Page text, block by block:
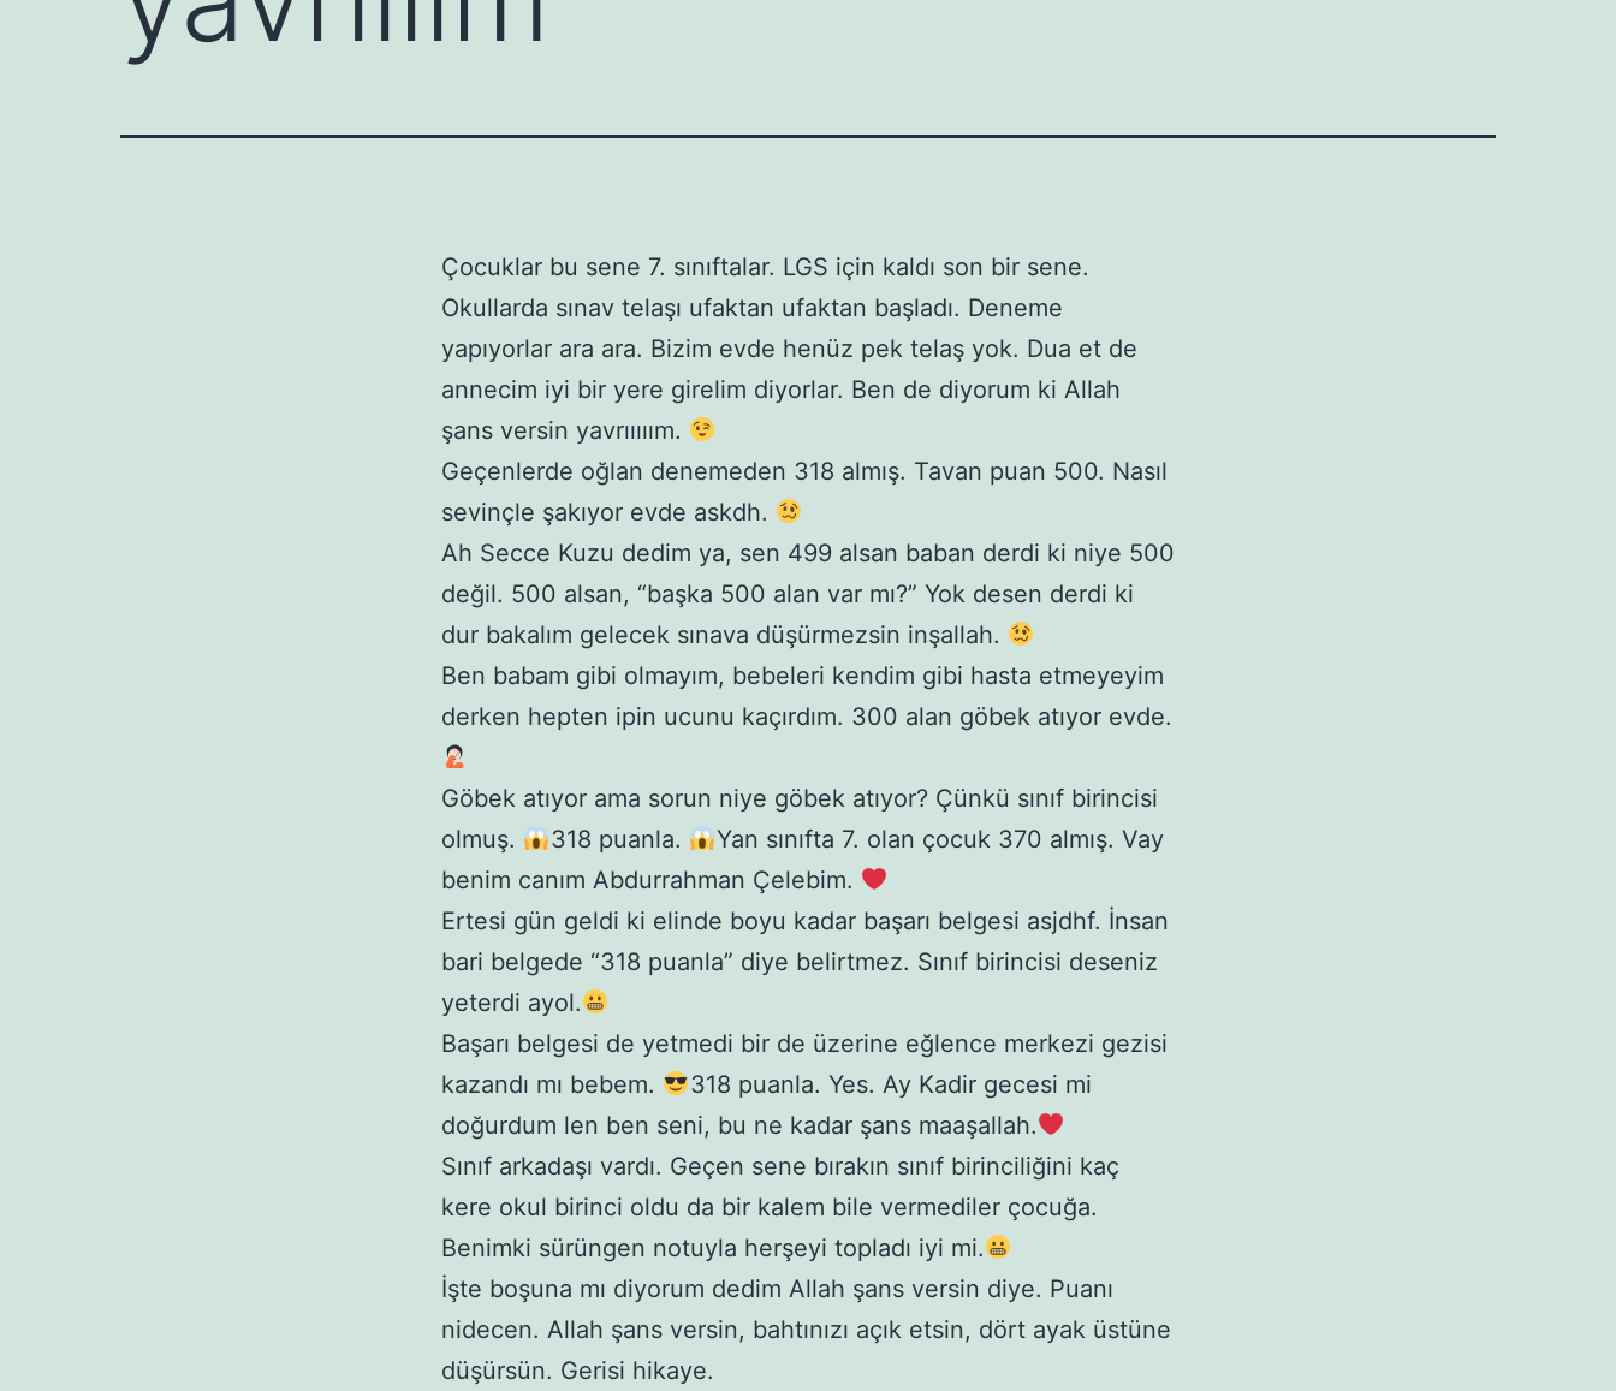
Çocuklar bu sene 7. sınıftalar. LGS için kaldı son bir sene.
Okullarda sınav telaşı ufaktan ufaktan başladı. Deneme
yapıyorlar ara ara. Bizim evde henüz pek telaş yok. Dua et de
annecim iyi bir yere girelim diyorlar. Ben de diyorum ki Allah
şans versin yavrııııım.
Geçenlerde oğlan denemeden 318 almış. Tavan puan 500. Nasıl
sevinçle şakıyor evde askdh.
Ah Secce Kuzu dedim ya, sen 499 alsan baban derdi ki niye 500
değil. 500 alsan, “başka 500 alan var mı?” Yok desen derdi ki
dur bakalım gelecek sınava düşürmezsin inşallah.
Ben babam gibi olmayım, bebeleri kendim gibi hasta etmeyeyim
derken hepten ipin ucunu kaçırdım. 300 alan göbek atıyor evde.
Göbek atıyor ama sorun niye göbek atıyor? Çünkü sınıf birincisi
olmuş.
318 puanla.
Yan sınıfta 7. olan çocuk 370 almış. Vay
benim canım Abdurrahman Çelebim.
Ertesi gün geldi ki elinde boyu kadar başarı belgesi asjdhf. İnsan
bari belgede “318 puanla” diye belirtmez. Sınıf birincisi deseniz
yeterdi ayol.
Başarı belgesi de yetmedi bir de üzerine eğlence merkezi gezisi
kazandı mı bebem.
318 puanla. Yes. Ay Kadir gecesi mi
doğurdum len ben seni, bu ne kadar şans maaşallah.
Sınıf arkadaşı vardı. Geçen sene bırakın sınıf birinciliğini kaç
kere okul birinci oldu da bir kalem bile vermediler çocuğa.
Benimki sürüngen notuyla herşeyi topladı iyi mi.
İşte boşuna mı diyorum dedim Allah şans versin diye. Puanı
nidecen. Allah şans versin, bahtınızı açık etsin, dört ayak üstüne
düşürsün. Gerisi hikaye.